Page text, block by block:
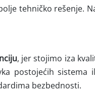
tehničko rešenje.
, jer stojimo iza
postojećih
bezbednosti.